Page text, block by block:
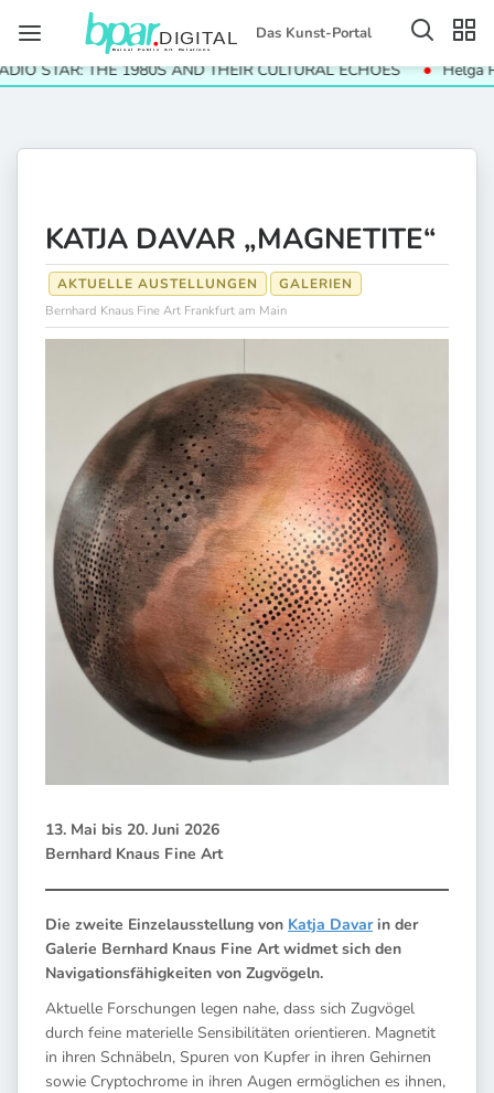
Das Kunst-Portal
THE 1980S AND THEIR CULTURAL ECHOES Helga
KATJA DAVAR „MAGNETITE“
AKTUELLE AUSTELLUNGEN GALERIEN
Bernhard Knaus Fine Art Frankfurt am Main
13. Mai bis 20. Juni 2026
Bernhard Knaus Fine Art
Die zweite Einzelausstellung von Katja Davarin der
Galerie Bernhard Knaus Fine Art widmet sich den
Navigationsfähigkeiten von Zugvögeln.
Aktuelle Forschungen legen nahe, dass sich Zugvögel
durch feine materielle Sensibilitäten orientieren. Magnetit
in ihren Schnäbeln, Spuren von Kupfer in ihren Gehirnen
sowie Cryptochrome in ihren Augen ermöglichen es ihnen,